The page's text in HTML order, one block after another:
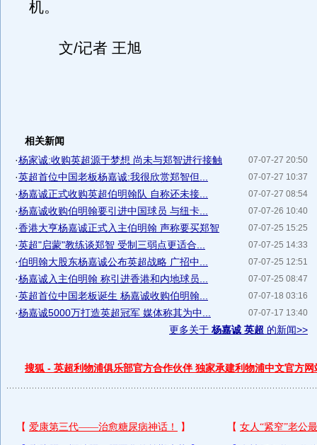
机。
文/记者 王旭
相关新闻
07-07-27 20:50
·杨家诚:收购英超源于梦想 尚未与郑智进行接触
07-07-27 10:37
·英超首位中国老板杨嘉诚:我很欣赏郑智但...
07-07-27 08:54
·杨嘉诚正式收购英超伯明翰队 自称还未接...
07-07-26 10:40
·杨嘉诚收购伯明翰要引进中国球员 与纽卡...
07-07-25 15:25
·香港大亨杨嘉诚正式入主伯明翰 声称要买郑智
07-07-25 14:33
·英超"启蒙"教练谈郑智 受制三弱点更适合...
07-07-25 12:51
·伯明翰大股东杨嘉诚公布英超战略 广招中...
07-07-25 08:47
·杨嘉诚入主伯明翰 称引进香港和内地球员...
07-07-18 03:16
·英超首位中国老板诞生 杨嘉诚收购伯明翰...
07-07-17 13:40
·杨嘉诚5000万打造英超冠军 媒体称其为中...
更多关于 杨嘉诚 英超 的新闻>>
搜狐 - 英超利物浦俱乐部官方合作伙伴 独家承建利物浦中文官方网